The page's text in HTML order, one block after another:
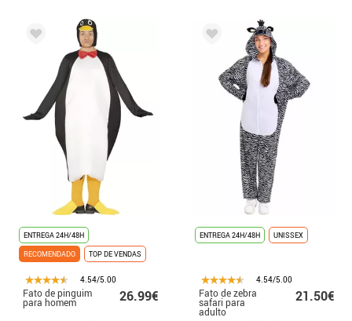
ENTREGA 24H/48H
RECOMENDADO
TOP DE VENDAS
4.54/5.00
Fato de pinguim
para homem 26.99€
ENTREGA 24H/48H UNISSEX
4.54/5.00
Fato de zebra
safari para
adulto
21.50€